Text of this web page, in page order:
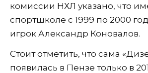
комиссии НХЛ указано, что
спортшколе с 1999 по 2000
игрок Александр Коновалов.
Стоит отметить, что сама
появилась в Пензе только в